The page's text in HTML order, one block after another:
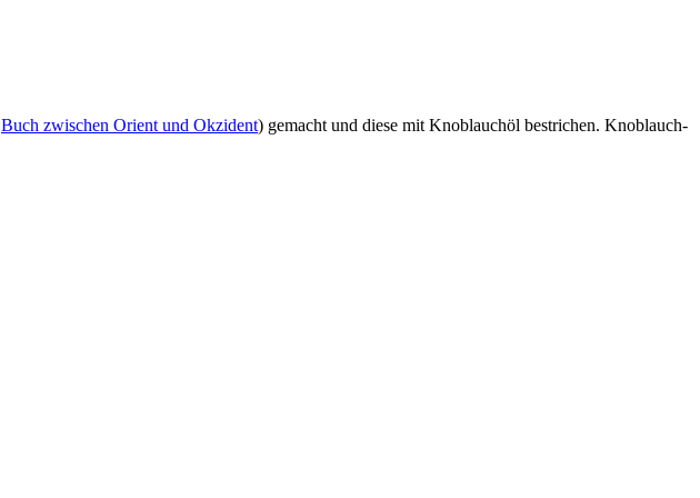
Buch zwischen Orient und Okzident) gemacht und diese mit Knoblauchöl bestrichen. Knoblauch-